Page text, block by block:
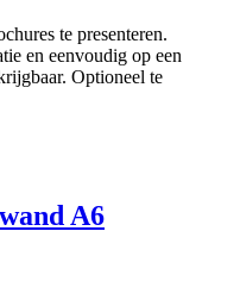
te presenteren.
en eenvoudig op een
Optioneel te
A6